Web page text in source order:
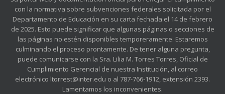
con la normativa sobre subvenciones federales solicitada por el
Departamento de Educación en su carta fechada el 14 de febrero
de 2025. Esto puede significar que algunas páginas o secciones de
las páginas no estén disponibles temporeramente. Estaremos
culminando el proceso prontamente. De tener alguna pregunta,
puede comunicarse con la Sra. Lilia M. Torres Torres, Oficial de
Cumplimiento Gerencial de nuestra Institución, al correo
electrónico ltorrest@inter.edu o al 787-766-1912, extensión 2393.
Lamentamos los inconvenientes.